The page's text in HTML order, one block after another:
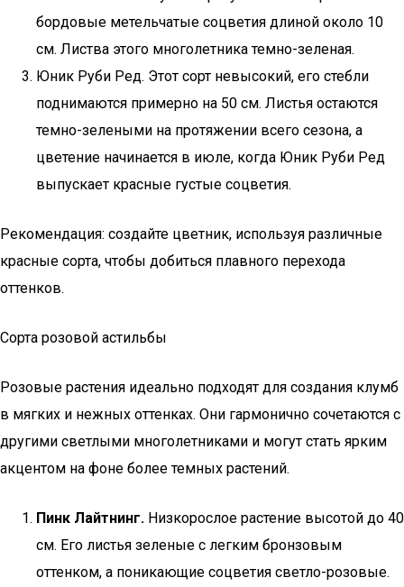
бордовые метельчатые соцветия длиной около 10
см. Листва этого многолетника темно-зеленая.
Юник Руби Ред. Этот сорт невысокий, его стебли
поднимаются примерно на 50 см. Листья остаются
темно-зелеными на протяжении всего сезона, а
цветение начинается в июле, когда Юник Руби Ред
выпускает красные густые соцветия.
Рекомендация: создайте цветник, используя различные
красные сорта, чтобы добиться плавного перехода
оттенков.
Сорта розовой астильбы
Розовые растения идеально подходят для создания клумб
в мягких и нежных оттенках. Они гармонично сочетаются с
другими светлыми многолетниками и могут стать ярким
акцентом на фоне более темных растений.
Пинк Лайтнинг. Низкорослое растение высотой до 40
см. Его листья зеленые с легким бронзовым
оттенком, а поникающие соцветия светло-розовые.